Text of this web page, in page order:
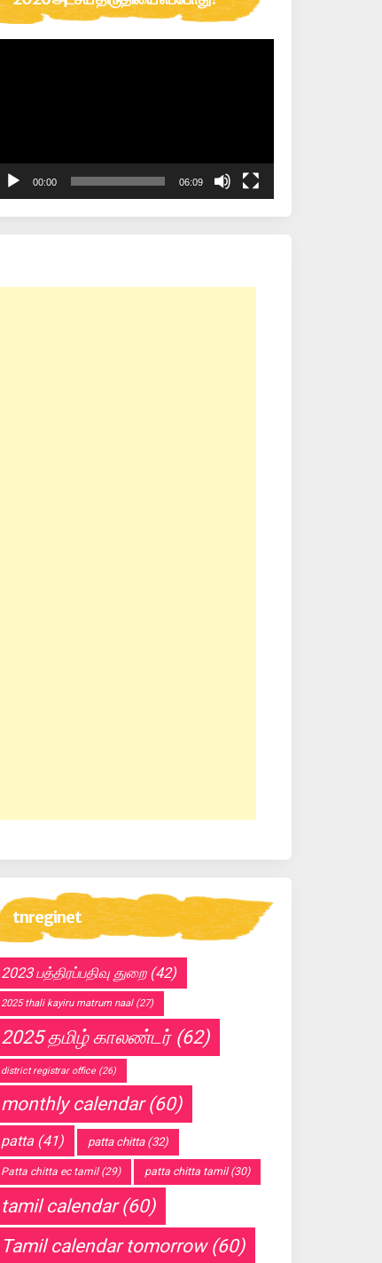
00:00 06:09
tnreginet
2023 பத்திரப்பதிவு துறை(42)
2025 thali kayiru matrum naal(27)
2025 தமிழ் காலண்டர்(62)
district registrar office (26)
monthly calendar(60)
patta (41) patta chitta(32)
Patta chitta ec tamil(29) patta chitta tamil(30)
tamil calendar(60)
Tamil calendar tomorrow(60)